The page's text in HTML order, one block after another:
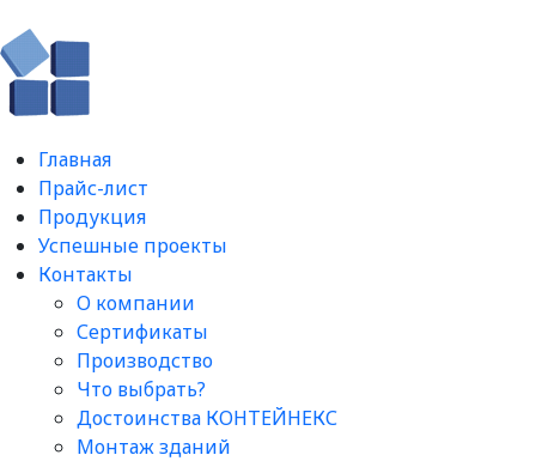
Главная
Прайс-лист
Продукция
Успешные проекты
Контакты
О компании
Сертификаты
Производство
Что выбрать?
Достоинства КОНТЕЙНЕКС
Монтаж зданий